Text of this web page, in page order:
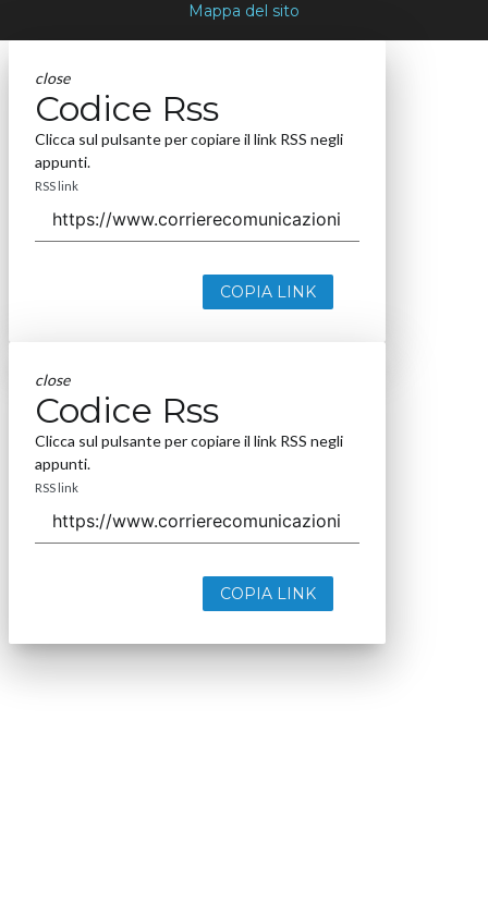
Mappa del sito
close
Codice Rss
Clicca sul pulsante per copiare il link RSS negli
appunti.
RSS link
COPIA LINK
close
Codice Rss
Clicca sul pulsante per copiare il link RSS negli
appunti.
RSS link
COPIA LINK